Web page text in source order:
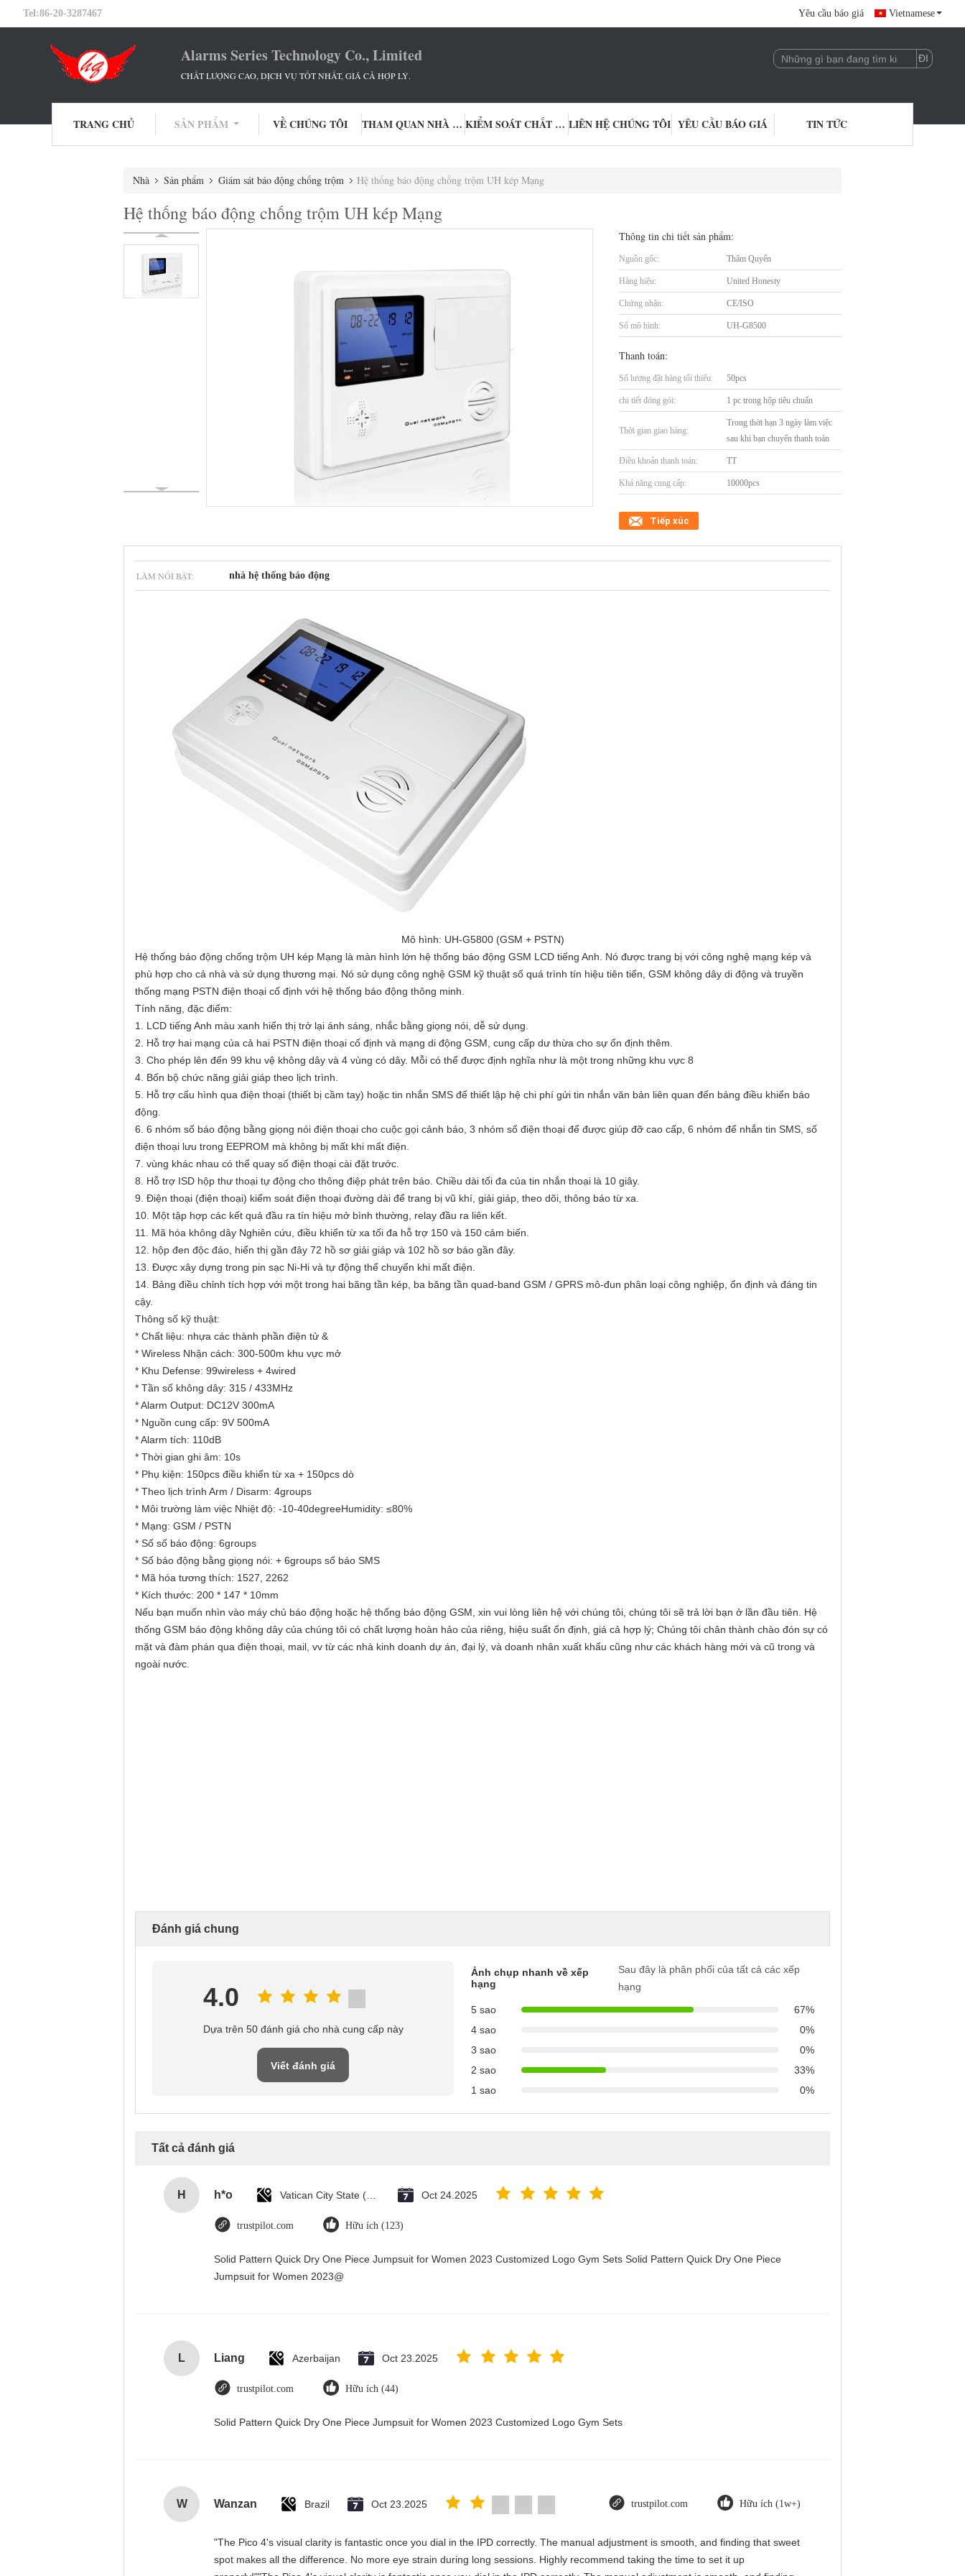
Tel:86-20-3287467 Yêu cầu báo giá Vietnamese
Alarms Series Technology Co., Limited
CHẤT LƯỢNG CAO, DỊCH VỤ TỐT NHẤT, GIÁ CẢ HỢP LÝ.
TRANG CHỦ SẢN PHẨM VỀ CHÚNG TÔI THAM QUAN NHÀ MÁY KIỂM SOÁT CHẤT LƯỢNG LIÊN HỆ CHÚNG TÔI YÊU CẦU BÁO GIÁ TIN TỨC
Nhà Sản phẩm Giám sát báo động chống trộm Hệ thống báo động chống trộm UH kép Mạng
Hệ thống báo động chống trộm UH kép Mạng
Thông tin chi tiết sản phẩm:
Nguồn gốc: Thâm Quyến
Hàng hiệu: United Honesty
Chứng nhận: CE/ISO
Số mô hình: UH-G8500
Thanh toán:
Số lượng đặt hàng tối thiểu: 50pcs
chi tiết đóng gói: 1 pc trong hộp tiêu chuẩn
Thời gian giao hàng:
Trong thời hạn 3 ngày làm việc
sau khi bạn chuyển thanh toán
Điều khoản thanh toán: TT
Khả năng cung cấp: 10000pcs
Tiếp xúc
LÀM NỔI BẬT: nhà hệ thống báo động
Mô hình: UH-G5800 (GSM + PSTN)
Hệ thống báo động chống trộm UH kép Mạng là màn hình lớn hệ thống báo động GSM LCD tiếng Anh. Nó được trang bị với công nghệ mạng kép và
phù hợp cho cả nhà và sử dụng thương mại. Nó sử dụng công nghệ GSM kỹ thuật số quá trình tín hiệu tiên tiến, GSM không dây di động và truyền
thống mạng PSTN điện thoại cố định với hệ thống báo động thông minh.
Tính năng, đặc điểm:
1. LCD tiếng Anh màu xanh hiển thị trở lại ánh sáng, nhắc bằng giọng nói, dễ sử dụng.
2. Hỗ trợ hai mạng của cả hai PSTN điện thoại cố định và mạng di động GSM, cung cấp dư thừa cho sự ổn định thêm.
3. Cho phép lên đến 99 khu vệ không dây và 4 vùng có dây. Mỗi có thể được định nghĩa như là một trong những khu vực 8
4. Bốn bộ chức năng giải giáp theo lịch trình.
5. Hỗ trợ cấu hình qua điện thoại (thiết bị cầm tay) hoặc tin nhắn SMS để thiết lập hệ chi phí gửi tin nhắn văn bản liên quan đến bảng điều khiển báo
động.
6. 6 nhóm số báo động bằng giọng nói điện thoại cho cuộc gọi cảnh báo, 3 nhóm số điện thoại để được giúp đỡ cao cấp, 6 nhóm để nhắn tin SMS, số
điện thoại lưu trong EEPROM mà không bị mất khi mất điện.
7. vùng khác nhau có thể quay số điện thoại cài đặt trước.
8. Hỗ trợ ISD hộp thư thoại tự động cho thông điệp phát trên báo. Chiều dài tối đa của tin nhắn thoại là 10 giây.
9. Điện thoại (điện thoại) kiểm soát điện thoại đường dài để trang bị vũ khí, giải giáp, theo dõi, thông báo từ xa.
10. Một tập hợp các kết quả đầu ra tín hiệu mở bình thường, relay đầu ra liên kết.
11. Mã hóa không dây Nghiên cứu, điều khiển từ xa tối đa hỗ trợ 150 và 150 cảm biến.
12. hộp đen độc đáo, hiển thị gần đây 72 hồ sơ giải giáp và 102 hồ sơ báo gần đây.
13. Được xây dựng trong pin sạc Ni-Hi và tự động thể chuyển khi mất điện.
14. Bảng điều chỉnh tích hợp với một trong hai băng tần kép, ba băng tần quad-band GSM / GPRS mô-đun phân loại công nghiệp, ổn định và đáng tin
cậy.
Thông số kỹ thuật:
* Chất liệu: nhựa các thành phần điện tử &
* Wireless Nhận cách: 300-500m khu vực mở
* Khu Defense: 99wireless + 4wired
* Tần số không dây: 315 / 433MHz
* Alarm Output: DC12V 300mA
* Nguồn cung cấp: 9V 500mA
* Alarm tích: 110dB
* Thời gian ghi âm: 10s
* Phụ kiện: 150pcs điều khiển từ xa + 150pcs dò
* Theo lịch trình Arm / Disarm: 4groups
* Môi trường làm việc Nhiệt độ: -10-40degreeHumidity: ≤80%
* Mạng: GSM / PSTN
* Số số báo động: 6groups
* Số báo động bằng giọng nói: + 6groups số báo SMS
* Mã hóa tương thích: 1527, 2262
* Kích thước: 200 * 147 * 10mm
Nếu bạn muốn nhìn vào máy chủ báo động hoặc hệ thống báo động GSM, xin vui lòng liên hệ với chúng tôi, chúng tôi sẽ trả lời bạn ở lần đầu tiên. Hệ
thống GSM báo động không dây của chúng tôi có chất lượng hoàn hảo của riêng, hiệu suất ổn định, giá cả hợp lý; Chúng tôi chân thành chào đón sự có
mặt và đàm phán qua điện thoại, mail, vv từ các nhà kinh doanh dự án, đại lý, và doanh nhân xuất khẩu cũng như các khách hàng mới và cũ trong và
ngoài nước.
Đánh giá chung
4.0
Dựa trên 50 đánh giá cho nhà cung cấp này
Viết đánh giá
Ảnh chụp nhanh về xếp
hạng
Sau đây là phân phối của tất cả các xếp
hạng
5 sao
67%
4 sao
0%
3 sao
0%
2 sao
33%
1 sao
0%
Tất cả đánh giá
H h*o Oct 24.2025
trustpilot.com Hữu ích (123)
Solid Pattern Quick Dry One Piece Jumpsuit for Women 2023 Customized Logo Gym Sets Solid Pattern Quick Dry One Piece
Jumpsuit for Women 2023@
L Liang Azerbaijan Oct 23.2025
trustpilot.com Hữu ích (44)
Solid Pattern Quick Dry One Piece Jumpsuit for Women 2023 Customized Logo Gym Sets
W Wanzan Brazil Oct 23.2025 trustpilot.com Hữu ích (1w+)
"The Pico 4's visual clarity is fantastic once you dial in the IPD correctly. The manual adjustment is smooth, and finding that sweet
spot makes all the difference. No more eye strain during long sessions. Highly recommend taking the time to set it up